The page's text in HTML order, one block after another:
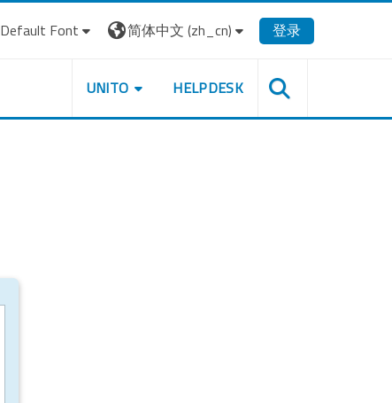
Default Font
简体中文 ‎(zh_cn)‎ 登录
UNITO HELPDESK